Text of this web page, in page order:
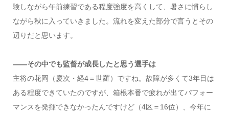
験しながら午前練習である程度強度を高くして、暑さに慣らし
ながら秋に入っていきました。流れを変えた部分で言うとその
辺りだと思います。
――その中でも監督が成長したと思う選手は
主将の花岡（慶次・経4＝世羅）ですね。故障が多くて3年目は
ある程度できていたのですが、箱根本番で疲れが出てパフォー
マンスを発揮できなかったんですけど（4区＝16位）、今年に